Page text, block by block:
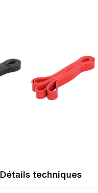
Détails techniques